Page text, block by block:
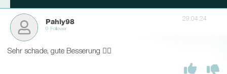
Pahly98
0 Follower
29.04.24
Sehr schade, gute Besserung 👍🏻